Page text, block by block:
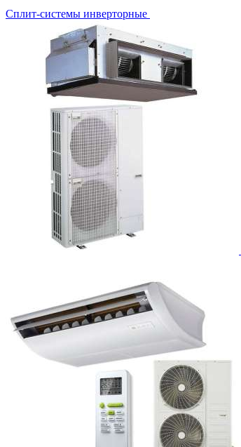
Сплит-системы инверторные